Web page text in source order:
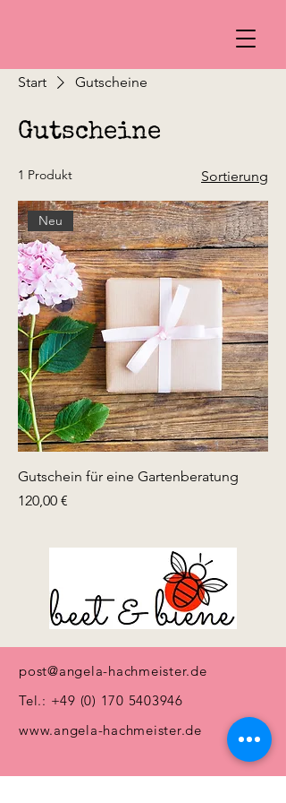
Start Gutscheine
Gutscheine
1 Produkt Sortierung
Neu
Gutschein für eine Gartenberatung
Preis
120,00 €
post@angela-hachmeister.de
Tel.: +49 (0) 170 5403946
www.angela-hachmeister.de